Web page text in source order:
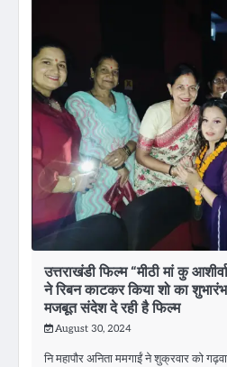
उत्तराखंडी फिल्म “मीठी मां कु
ने रिबन काटकर किया शो का
मजबूत संदेश दे रही है फिल्म
August 30, 2024
नि महापौर अनिता ममगाईं ने शुक्रवार को